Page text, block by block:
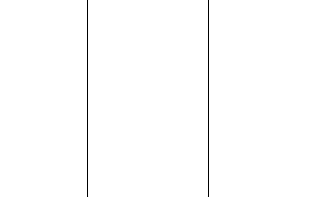
/ SWIFT, выгодный обмен, удалённое открытие за
/ SWIFT, выгодный обмен, удалённое открытие за